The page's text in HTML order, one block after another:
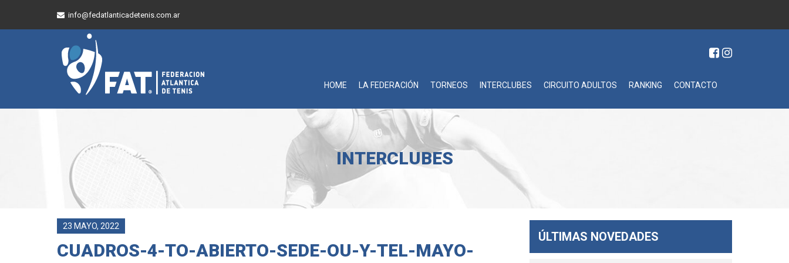
info@fedatlanticadetenis.com.ar
HOME LA FEDERACIÓN TORNEOS INTERCLUBES CIRCUITO ADULTOS RANKING CONTACTO
INTERCLUBES
23 MAYO, 2022
CUADROS-4-TO-ABIERTO-SEDE-OU-Y-TEL-MAYO-
ÚLTIMAS NOVEDADES